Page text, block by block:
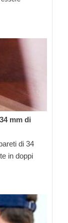
mm di
di 34
in doppi